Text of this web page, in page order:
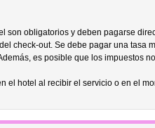
son obligatorios y deben pagarse
check-out. Se debe pagar una tasa
es posible que los impuestos
el hotel al recibir el servicio o en el